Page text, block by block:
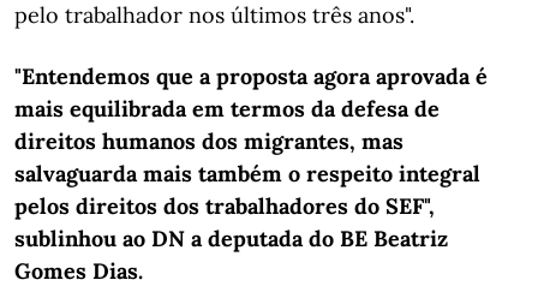
pelo trabalhador nos últimos três anos".
"Entendemos que a proposta agora aprovada é
mais equilibrada em termos da defesa de
direitos humanos dos migrantes, mas
salvaguarda mais também o respeito integral
pelos direitos dos trabalhadores do SEF",
sublinhou ao DN a deputada do BE Beatriz
Gomes Dias.